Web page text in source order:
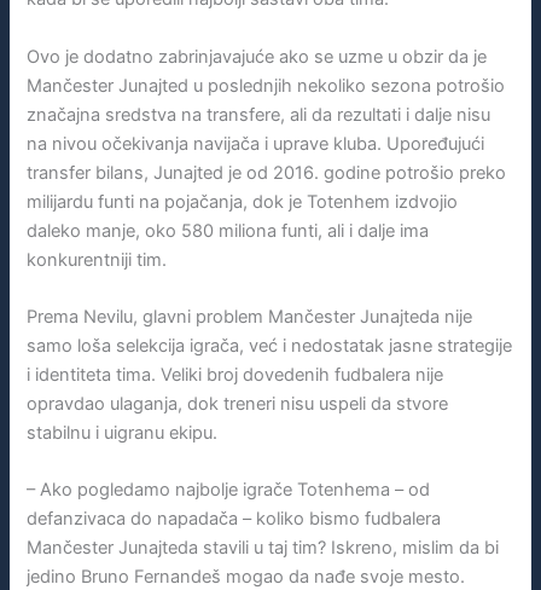
Ovo je dodatno zabrinjavajuće ako se uzme u obzir da je
Mančester Junajted u poslednjih nekoliko sezona potrošio
značajna sredstva na transfere, ali da rezultati i dalje nisu
na nivou očekivanja navijača i uprave kluba. Upoređujući
transfer bilans, Junajted je od 2016. godine potrošio preko
milijardu funti na pojačanja, dok je Totenhem izdvojio
daleko manje, oko 580 miliona funti, ali i dalje ima
konkurentniji tim.
Prema Nevilu, glavni problem Mančester Junajteda nije
samo loša selekcija igrača, već i nedostatak jasne strategije
i identiteta tima. Veliki broj dovedenih fudbalera nije
opravdao ulaganja, dok treneri nisu uspeli da stvore
stabilnu i uigranu ekipu.
– Ako pogledamo najbolje igrače Totenhema – od
defanzivaca do napadača – koliko bismo fudbalera
Mančester Junajteda stavili u taj tim? Iskreno, mislim da bi
jedino Bruno Fernandeš mogao da nađe svoje mesto.